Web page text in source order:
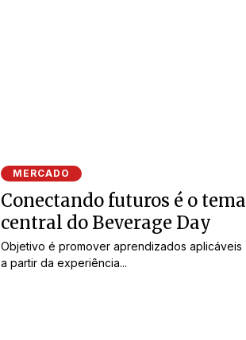
MERCADO
Conectando futuros é o tema
central do Beverage Day
Objetivo é promover aprendizados aplicáveis
a partir da experiência...